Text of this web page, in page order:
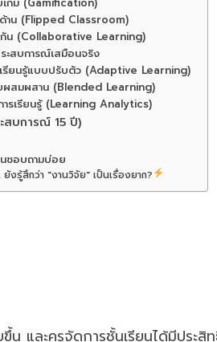
าน (Flipped Classroom)
กัน (Collaborative Learning)
ะสบการณ์เสมือนจริง
รียนรู้แบบปรับตัว (Adaptive Learning)
ผสมผสาน (Blended Learning)
การเรียนรู้ (Learning Analytics)
สบการณ์ 15 ปี)
ชอบถามบ่อย
ยังรู้สึกว่า "งานวิจัย" เป็นเรื่องยาก?
น และครูจัดการชั้นเรียนได้มีประสิ